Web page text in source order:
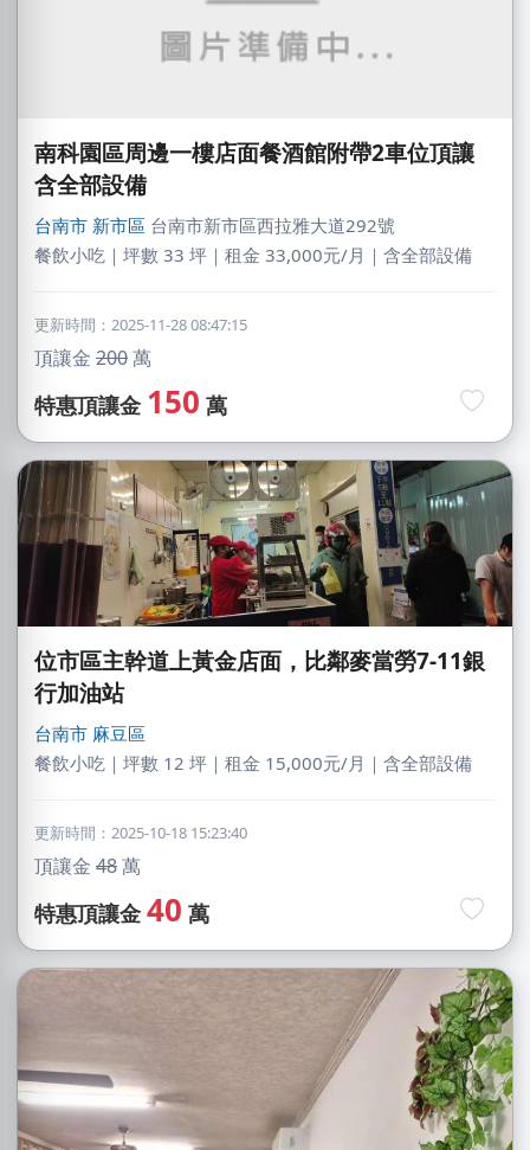
南科園區周邊一樓店面餐酒館附帶2車位頂讓
含全部設備
台南市 新市區 台南市新市區西拉雅大道292號
餐飲小吃｜坪數 33 坪｜租金 33,000元/月｜含全部設備
更新時間：2025-11-28 08:47:15
頂讓金 200萬
特惠頂讓金 150 萬
位市區主幹道上黃金店面，比鄰麥當勞7-11銀
行加油站
台南市 麻豆區
餐飲小吃｜坪數 12 坪｜租金 15,000元/月｜含全部設備
更新時間：2025-10-18 15:23:40
頂讓金 48萬
特惠頂讓金 40 萬